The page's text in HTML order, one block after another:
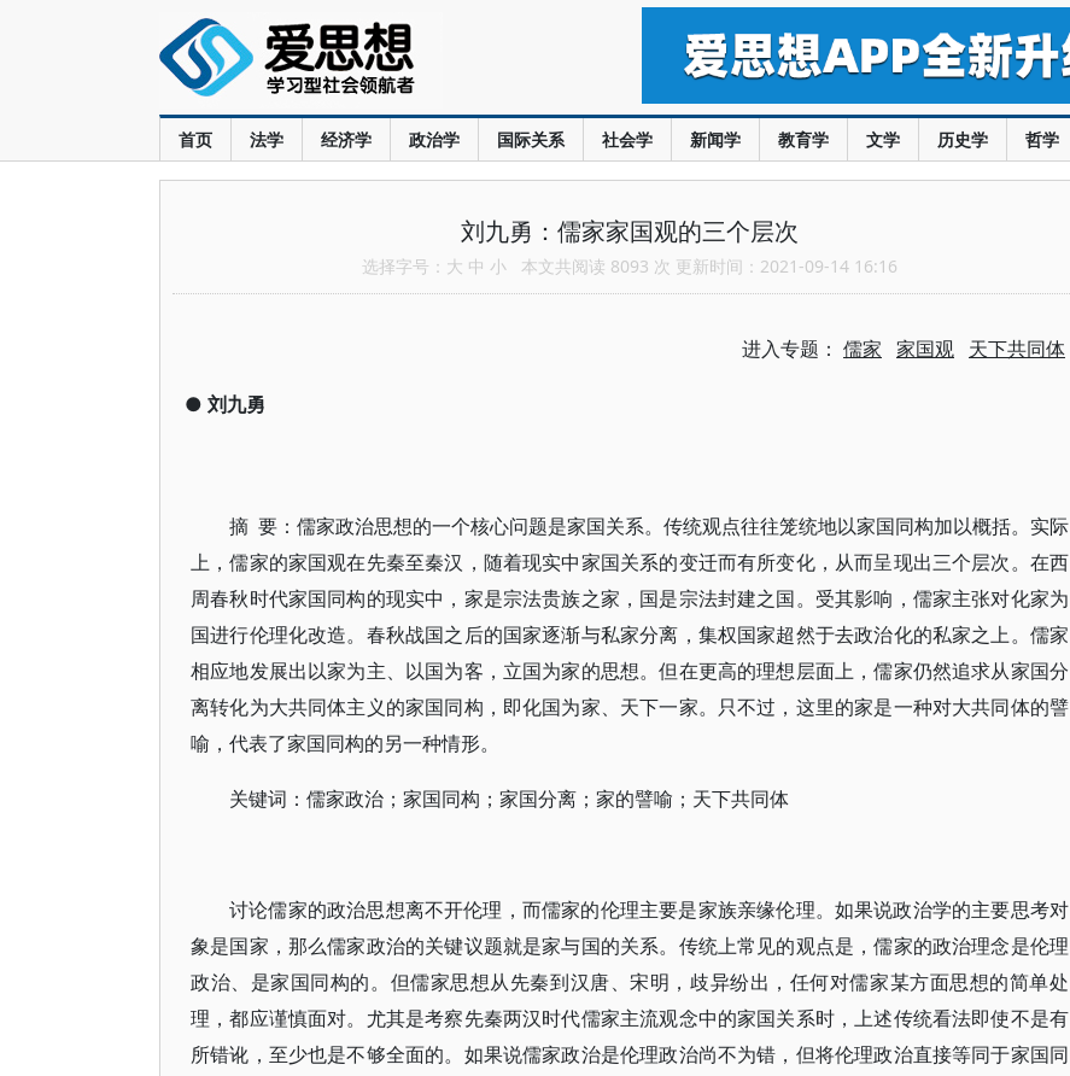
首页 法学 经济学 政治学 国际关系 社会学 新闻学 教育学 文学 历史学 哲学
刘九勇：儒家家国观的三个层次
选择字号： 大 中 小 本文共阅读 8093 次 更新时间：2021-09-14 16:16
进入专题： 儒家 家国观 天下共同体
● 刘九勇
摘 要：儒家政治思想的一个核心问题是家国关系。传统观点往往笼统地以家国同构加以概括。实际
上，儒家的家国观在先秦至秦汉，随着现实中家国关系的变迁而有所变化，从而呈现出三个层次。在西
周春秋时代家国同构的现实中，家是宗法贵族之家，国是宗法封建之国。受其影响，儒家主张对化家为
国进行伦理化改造。春秋战国之后的国家逐渐与私家分离，集权国家超然于去政治化的私家之上。儒家
相应地发展出以家为主、以国为客，立国为家的思想。但在更高的理想层面上，儒家仍然追求从家国分
离转化为大共同体主义的家国同构，即化国为家、天下一家。只不过，这里的家是一种对大共同体的譬
喻，代表了家国同构的另一种情形。
关键词：儒家政治；家国同构；家国分离；家的譬喻；天下共同体
讨论儒家的政治思想离不开伦理，而儒家的伦理主要是家族亲缘伦理。如果说政治学的主要思考对
象是国家，那么儒家政治的关键议题就是家与国的关系。传统上常见的观点是，儒家的政治理念是伦理
政治、是家国同构的。但儒家思想从先秦到汉唐、宋明，歧异纷出，任何对儒家某方面思想的简单处
理，都应谨慎面对。尤其是考察先秦两汉时代儒家主流观念中的家国关系时，上述传统看法即使不是有
所错讹，至少也是不够全面的。如果说儒家政治是伦理政治尚不为错，但将伦理政治直接等同于家国同